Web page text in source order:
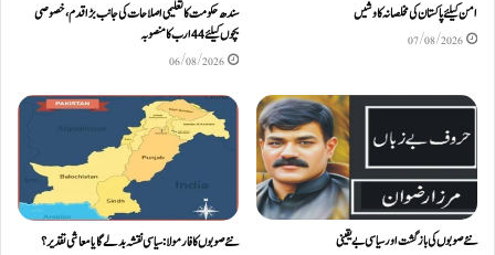
امن کیلئے پاکستان کی مخلصانہ کاوشیں
07/08/2026
سندھ حکومت کا تعلیمی اصلاحات کی جانب بڑا قدم، خصوصی
بچوں کیلئے44 ارب کا منصوبہ
06/08/2026
نئے صوبوں کی بازگشت اور سیاسی بے یقینی نئے صوبوں کا فارمولا: سیاسی نقشہ بدلے گا یا معاشی تقدیر؟